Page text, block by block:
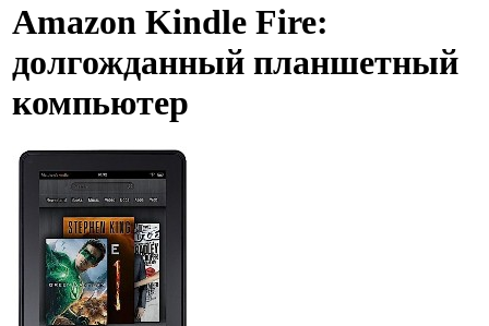
Amazon Kindle Fire:
долгожданный планшетный
компьютер